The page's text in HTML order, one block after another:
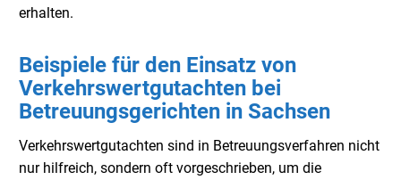
erhalten.
Beispiele für den Einsatz von
Verkehrswertgutachten bei
Betreuungsgerichten in Sachsen
Verkehrswertgutachten sind in Betreuungsverfahren nicht
nur hilfreich, sondern oft vorgeschrieben, um die